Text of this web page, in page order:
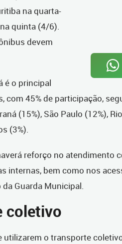
na quarta-
quinta (4/6).
devem
é o principal
com 45% de participação,
(15%), São Paulo (12%),
(3%).
reforço no atendimento
internas, bem como nos
Guarda Municipal.
coletivo
utilizarem o transporte